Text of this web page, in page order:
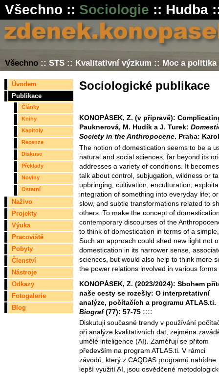
Všechno :: Sociologie :: Hudba
Všechno :: STS :: Kvalitativní výzkum :: Moc a politika
Úvodem
Publikace
Články
Knihy
Kapitoly
Recenze
Diskuse
Překlady
Noviny
Ostatní
Naživo
Projekty
Výuka
Pracoviště
Pobyty
Členství
Nástroje
Odkazy
Fotogalerie
Blog
Sociologické publikace
KONOPÁSEK, Z. (v přípravě):
Pauknerová, M. Hudík a J. Turek:
Society in the Anthropocene. Praha:
The notion of domestication seems to be a
natural and social sciences, far beyond its
addresses a variety of conditions. It
talk about control, subjugation, wildness or
upbringing, cultivation, enculturation,
integration of something into everyday life;
slow, and subtle transformations related to
others. To make the concept of
contemporary discourses of the
to think of domestication in terms of a
Such an approach could shed new light not
domestication in its narrower sense,
sciences, but would also help to think more
the power relations involved in various
KONOPÁSEK, Z. (2023/2024): Sbohem
naše cesty se rozešly: O interpretativní
analýze, počítačích a programu ATLAS.ti.
Biograf(77): 57-75 ::::
Diskutuji současné trendy v používání
při analýze kvalitativních dat, zejména
umělé inteligence (AI). Zaměřuji se přitom
především na program ATLAS.ti. V rámci
závodů, který z CAQDAS programů nabídne
lepší využití AI, jsou osvědčené